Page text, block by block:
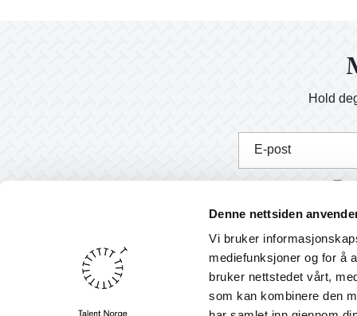
Denne nettsiden
Vi bruker
mediefunksjoner og for å
bruker nettstedet vårt,
som kan kombinere den
Hold
E-post
Nyheter